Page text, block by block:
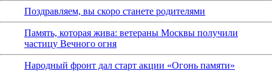
Поздравляем, вы скоро станете родителями
Память, которая жива: ветераны Москвы получили
частицу Вечного огня
Народный фронт дал старт акции «Огонь памяти»